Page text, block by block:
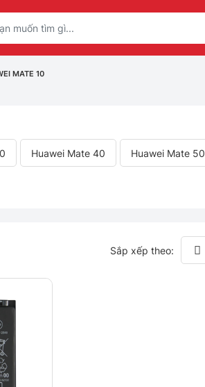
MATE 10
Huawei Mate 40 Huawei Mate 50
Sắp xếp theo: